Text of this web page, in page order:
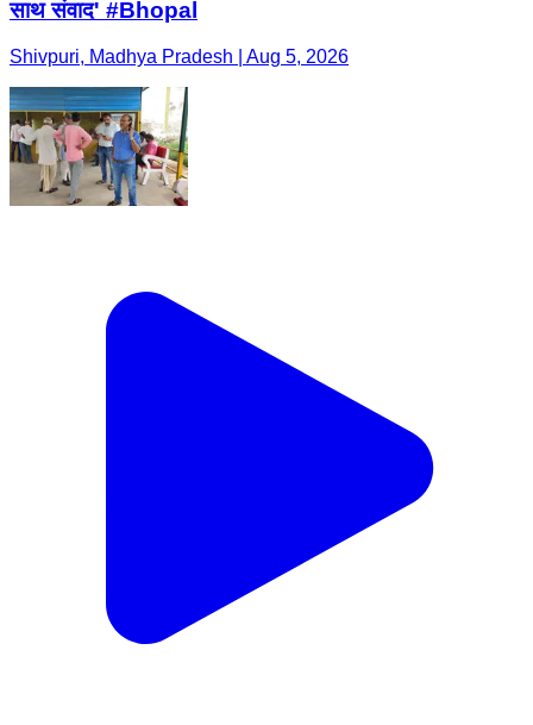
साथ संवाद' #Bhopal
Shivpuri, Madhya Pradesh | Aug 5, 2026